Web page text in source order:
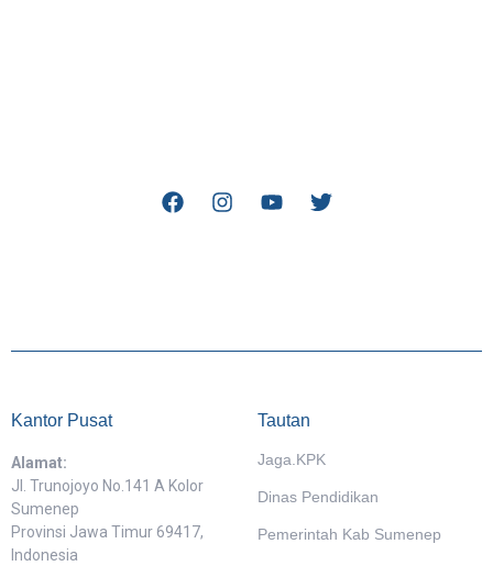
Kantor Pusat
Alamat:
Jl. Trunojoyo No.141 A Kolor
Sumenep
Provinsi Jawa Timur 69417,
Indonesia
Tautan
Jaga.KPK
Dinas Pendidikan
Pemerintah Kab Sumenep